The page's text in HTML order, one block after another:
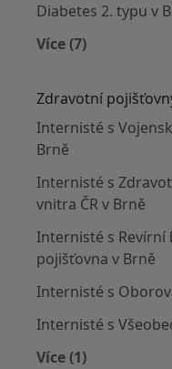
Diabetes 2. typu v
Více (7)
Zdravotní
Internisté s
Brně
Internisté s
vnitra ČR v Brně
Internisté s
pojišťovna v Brně
Internisté s
Internisté s
Více (1)